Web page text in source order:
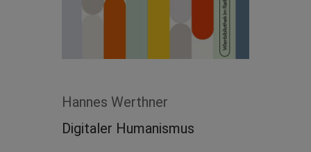
Hannes Werthner
Digitaler Humanismus